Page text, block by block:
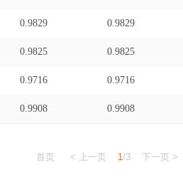
0.9829 0.9829
0.9825 0.9825
0.9716 0.9716
0.9908 0.9908
首页 < 上一页 1/3 下一页 >